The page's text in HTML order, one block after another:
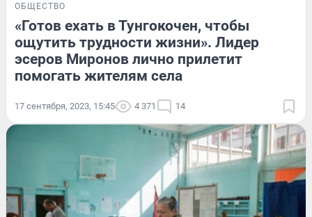
ОБЩЕСТВО
«Готов ехать в Тунгокочен, чтобы
ощутить трудности жизни». Лидер
эсеров Миронов лично прилетит
помогать жителям села
17 сентября, 2023, 15:45 4 371 14